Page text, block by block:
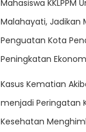
Mahasiswa KKLPPM
Malahayati, Jadikan
Penguatan Kota
Peningkatan
Kasus Kematian
menjadi Peringatan
Kesehatan